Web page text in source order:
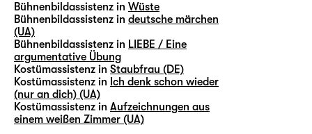
Bühnenbildassistenz in Wüste
Bühnenbildassistenz in deutsche märchen
(UA)
Bühnenbildassistenz in LIEBE / Eine
argumentative Übung
Kostümassistenz in Staubfrau (DE)
Kostümassistenz in Ich denk schon wieder
(nur an dich) (UA)
Kostümassistenz in Aufzeichnungen aus
einem weißen Zimmer (UA)